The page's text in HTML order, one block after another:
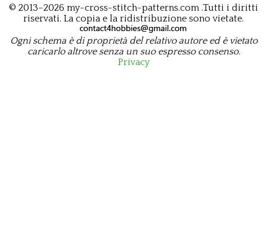
© 2013–2026 my-cross-stitch-patterns.com .Tutti i diritti
riservati. La copia e la ridistribuzione sono vietate.
Ogni schema è di proprietà del relativo autore ed è vietato
caricarlo altrove senza un suo espresso consenso.
Privacy